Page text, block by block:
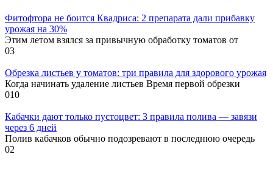
Фитофтора не боится Квадриса: 2 препарата дали прибавку
урожая на 30%
Этим летом взялся за привычную обработку томатов от
03
Обрезка листьев у томатов: три правила для здорового урожая
Когда начинать удаление листьев Время первой обрезки
010
Кабачки дают только пустоцвет: 3 правила полива — завязи
через 6 дней
Полив кабачков обычно подозревают в последнюю очередь
02